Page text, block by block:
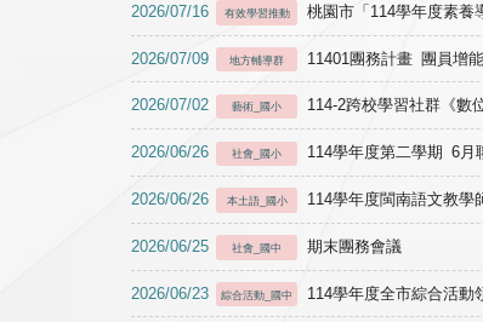
2026/07/16 有效學習推動 桃園市「114學年度素養
2026/07/09 地方輔導群 11401團務計畫 團員增
2026/07/02 藝術_國小 114-2跨校學習社群《數
2026/06/26 社會_國小 114學年度第二學期 6月
2026/06/26 本土語_國小 114學年度閩南語文教學
2026/06/25 社會_國中 期末團務會議
2026/06/23 綜合活動_國中 114學年度全市綜合活動